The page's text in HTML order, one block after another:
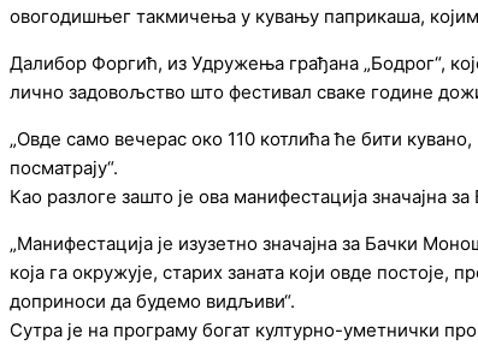
овогодишњег такмичења у кувању паприкаша,
Далибор Форгић, из Удружења грађана „Бодрог“,
лично задовољство што фестивал сваке године
„Овде само вечерас око 110 котлића ће бити
посматрају“.
Као разлоге зашто је ова манифестација значајна
„Манифестација је изузетно значајна за Бачки
која га окружује, старих заната који овде
доприноси да будемо видљиви“.
Сутра је на програму богат културно-уметнички